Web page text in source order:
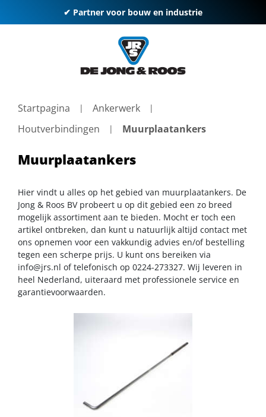
✔ Partner voor bouw en industrie
Startpagina
Ankerwerk
Houtverbindingen
Muurplaatankers
Muurplaatankers
Hier vindt u alles op het gebied van muurplaatankers. De
Jong & Roos BV probeert u op dit gebied een zo breed
mogelijk assortiment aan te bieden. Mocht er toch een
artikel ontbreken, dan kunt u natuurlijk altijd contact met
ons opnemen voor een vakkundig advies en/of bestelling
tegen een scherpe prijs. U kunt ons bereiken via
info@jrs.nl of telefonisch op 0224-273327. Wij leveren in
heel Nederland, uiteraard met professionele service en
garantievoorwaarden.